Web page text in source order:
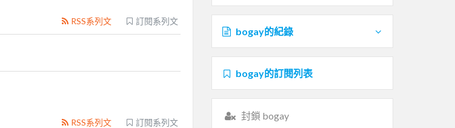
訂閱系列文
RSS系列文
訂閱系列文
RSS系列文
bogay的紀錄
bogay的訂閱列表
封鎖 bogay